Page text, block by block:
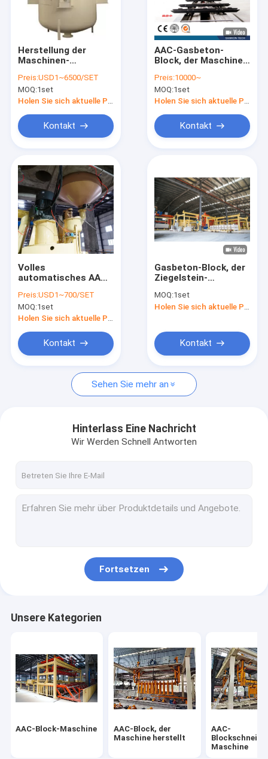
Produits
Über uns
Kontakt
AAC-Block, der Maschine herstellt
AAC-Blockschneiden-Maschine
Automatischer Betonblock, der Maschine herstellt
Halb automatischer Block, der Maschine herstellt
Leichte Wand-Maschine
AAC-Autoklav
AAC-Block-Betriebsmaschinerie
Herstellung der
Maschinen-
Block-
Betriebsmaschinerie
des Maschinen-
herstellt
Preis:USD1~6500/SET
MOQ:1set
Holen Sie sich aktuelle Preis
Kontakt
AAC-Gasbeton-
Block, der Maschine
Material herstellt
Preis:10000~
MOQ:1set
Holen Sie sich aktuelle Preis
Kontakt
Volles
automatisches AAC-
Fließband 3KW 1390
Block-Maschine r Min
Powder Mixer AAC
Preis:USD1~700/SET
MOQ:1set
Holen Sie sich aktuelle Preis
Kontakt
Gasbeton-Block, der
Ziegelstein-
Produktionsanlage
der Maschinen-AAC
MOQ:1set
Kontakt
Sehen Sie mehr an
Hinterlass Eine Nachricht
Wir Werden Schnell Antworten
Fortsetzen
Unsere Kategorien
AAC-Block-Maschine
AAC-Block, der
Maschine herstellt
AAC-
Maschine